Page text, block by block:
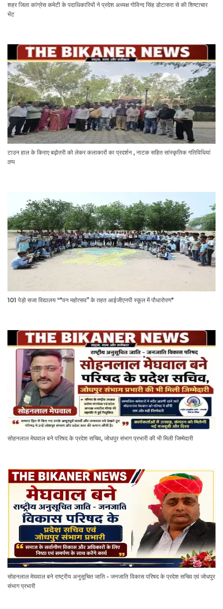
शहर जिला कांग्रेस कमेटी के पदाधिकारियों ने प्रदेश अध्यक्ष गोविन्द सिंह डोटासरा से की शिष्टाचार
भेंट
टाउन हाल के किराए बढ़ोतरी को लेकर कलाकारों का प्रदर्शन , नाटक सहित सांस्कृतिक गतिविधियां
ठप्प
101 पेड़ो सजा विद्यालय "*वन महोत्सव” के तहत आईजीएनपी स्कूल में पौधारोपण*
सोहनलाल मेघवाल बने परिषद के प्रदेश सचिव, जोधपुर संभाग प्रभारी की भी मिली जिम्मेदारी
सोहनलाल मेघवाल बने राष्ट्रीय अनुसूचित जाति - जनजाति विकास परिषद के प्रदेश सचिव एवं जोधपुर
संभाग प्रभारी